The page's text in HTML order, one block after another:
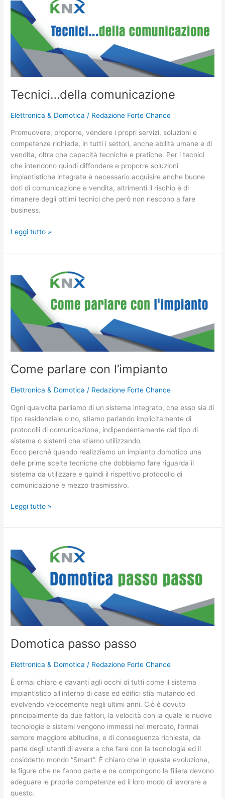
Tecnici…della comunicazione
Elettronica & Domotica / Redazione Forte Chance
Promuovere, proporre, vendere i propri servizi, soluzioni e
competenze richiede, in tutti i settori, anche abilità umane e di
vendita, oltre che capacità tecniche e pratiche. Per i tecnici
che intendono quindi diffondere e proporre soluzioni
impiantistiche integrate è necessario acquisire anche buone
doti di comunicazione e vendita, altrimenti il rischio è di
rimanere degli ottimi tecnici che però non riescono a fare
business.
della
comunicazione
Leggi tutto »
Come parlare con l’impianto
Elettronica & Domotica / Redazione Forte Chance
Ogni qualvolta parliamo di un sistema integrato, che esso sia di
tipo residenziale o no, stiamo parlando implicitamente di
protocolli di comunicazione, indipendentemente dal tipo di
sistema o sistemi che stiamo utilizzando.
Ecco perché quando realizziamo un impianto domotico una
delle prime scelte tecniche che dobbiamo fare riguarda il
sistema da utilizzare e quindi il rispettivo protocollo di
comunicazione e mezzo trasmissivo.
parlare
con
l’impianto
Leggi tutto »
Domotica passo passo
Elettronica & Domotica / Redazione Forte Chance
È ormai chiaro e davanti agli occhi di tutti come il sistema
impiantistico all’interno di case ed edifici stia mutando ed
evolvendo velocemente negli ultimi anni. Ciò è dovuto
principalmente da due fattori, la velocità con la quale le nuove
tecnologie e sistemi vengono immessi nel mercato, l’ormai
sempre maggiore abitudine, e di conseguenza richiesta, da
parte degli utenti di avere a che fare con la tecnologia ed il
cosiddetto mondo “Smart”. È chiaro che in questa evoluzione,
le figure che ne fanno parte e ne compongono la filiera devono
adeguare le proprie competenze ed il loro modo di lavorare a
questo.
passo
passo